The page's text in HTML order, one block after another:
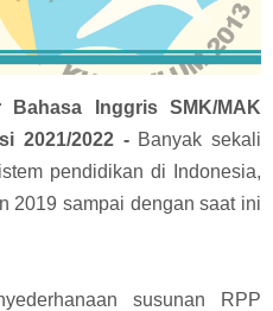
Inggris SMK/MAK
2021/2022 - Banyak sekali
pendidikan di Indonesia,
2019 sampai dengan saat ini
susunan RPP